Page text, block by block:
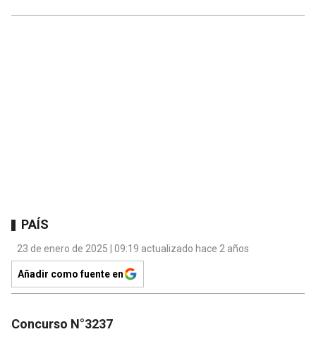
PAÍS
23 de enero de 2025 | 09:19 actualizado hace 2 años
Añadir como fuente en
Concurso N°3237